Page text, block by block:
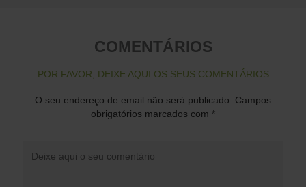
COMENTÁRIOS
POR FAVOR, DEIXE AQUI OS SEUS COMENTÁRIOS
O seu endereço de email não será publicado.
Campos
obrigatórios marcados com *